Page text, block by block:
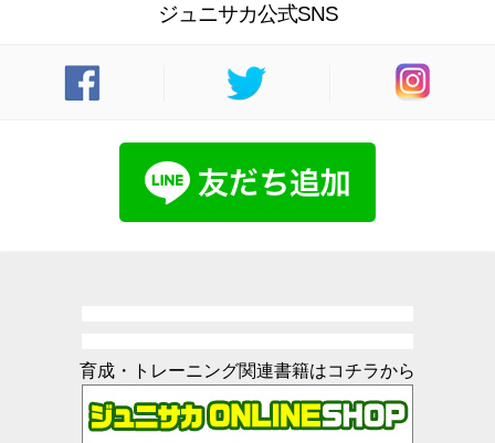
ジュニサカ公式SNS
育成・トレーニング関連書籍はコチラから